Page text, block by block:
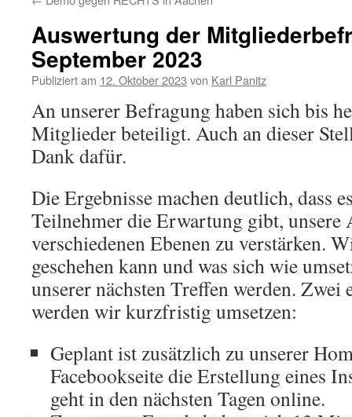
Auswertung der
September 2023
Publiziert am 12. Oktober 2023 von Karl Panitz
An unserer Befragung haben sich bis
Mitglieder beteiligt. Auch an dieser
Dank dafür.
Die Ergebnisse machen deutlich, dass
Teilnehmer die Erwartung gibt,
verschiedenen Ebenen zu verstärken.
geschehen kann und was sich wie
unserer nächsten Treffen werden. Zwei
werden wir kurzfristig umsetzen:
Geplant ist zusätzlich zu unserer
Facebookseite die Erstellung eines
geht in den nächsten Tagen online.